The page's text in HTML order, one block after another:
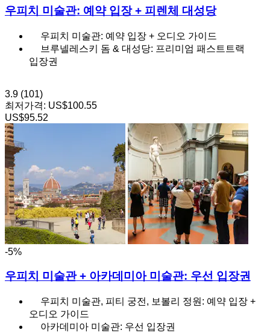
우피치 미술관: 예약 입장 + 피렌체 대성당
우피치 미술관: 예약 입장 + 오디오 가이드
브루넬레스키 돔 & 대성당: 프리미엄 패스트트랙
입장권
3.9 (101)
최저가격: US$100.55
US$95.52
-5%
우피치 미술관 + 아카데미아 미술관: 우선 입장권
우피치 미술관, 피티 궁전, 보볼리 정원: 예약 입장 +
오디오 가이드
아카데미아 미술관: 우선 입장권